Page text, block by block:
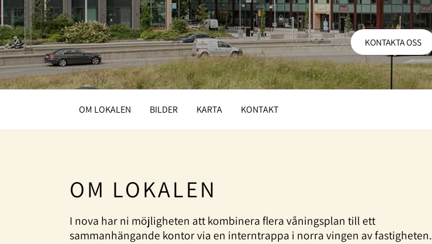
KONTAKTA OSS
OM LOKALEN BILDER KARTA KONTAKT
OM LOKALEN
I nova har ni möjligheten att kombinera flera våningsplan till ett
sammanhängande kontor via en interntrappa i norra vingen av fastigheten.